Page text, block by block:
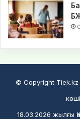
© Copyright Tiek.kz
18.03.2026 жылғы